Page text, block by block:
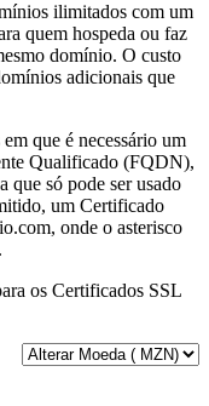
ilimitados com um
quem hospeda ou faz
domínio. O custo
adicionais que
que é necessário um
Qualificado (FQDN),
só pode ser usado
um Certificado
onde o asterisco
os Certificados SSL